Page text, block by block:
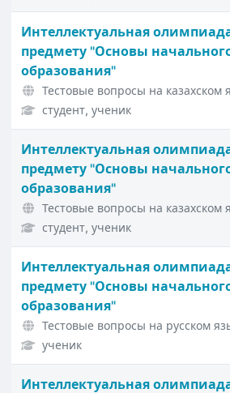
Интеллектуальная
предмету "Основы
образования"
Тестовые вопросы на казахском
студент, ученик
Интеллектуальная
предмету "Основы
образования"
Тестовые вопросы на казахском
студент, ученик
Интеллектуальная
предмету "Основы
образования"
Тестовые вопросы на русском
ученик
Интеллектуальная